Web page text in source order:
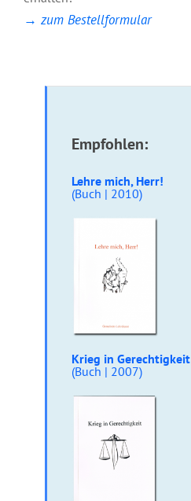
→ zum Bestellformular
Empfohlen:
Lehre mich, Herr!
(Buch | 2010)
Krieg in Gerechtigkeit
(Buch | 2007)